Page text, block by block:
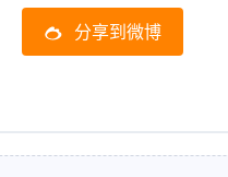
分享到微博